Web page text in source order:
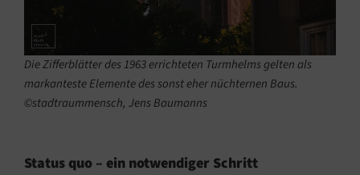
Die Zifferblätter des 1963 errichteten Turmhelms gelten als
markanteste Elemente des sonst eher nüchternen Baus.
©stadtraummensch, Jens Baumanns
Status quo – ein notwendiger Schritt